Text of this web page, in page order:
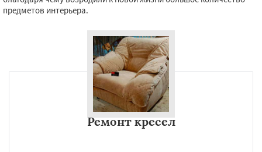
предметов интерьера.
Ремонт кресел